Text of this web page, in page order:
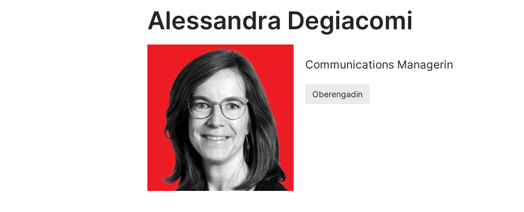
Alessandra Degiacomi
Communications Managerin
Oberengadin